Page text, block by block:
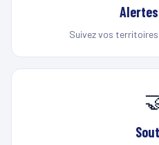
Suivez vos